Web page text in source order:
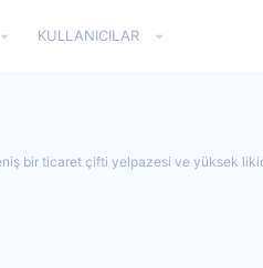
KULLANICILAR
bir ticaret çifti yelpazesi ve yüksek